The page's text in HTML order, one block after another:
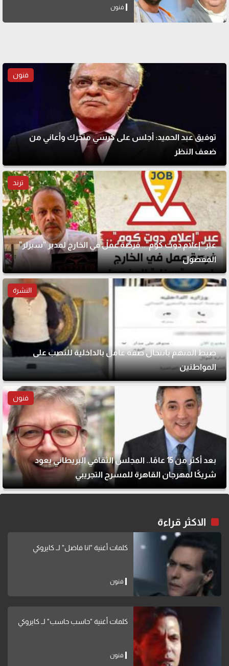
فنون
فنون
توفيق عبد الحميد: أجلس على كرسي متحرك وأعاني من
ضعف النظر
ترند
عبر "إعلام دوت كوم".. فرصة عمل في الخارج لمدير "سيزلر"
المفصول
النشرة
ضبط المتهم بانتحال صفة عامل بالداخلية للنصب على
المواطنين
فنون
بعد أكثر من 15 عامًا.. المجلس الثقافي البريطاني يعود
شريكًا لمهرجان القاهرة للمسرح التجريبي
الاكثر قراءة
كلمات أغنية "انا فاضل" لــ كايروكي
فنون
كلمات أغنية "حاسب حاسب" لــ كايروكي
فنون